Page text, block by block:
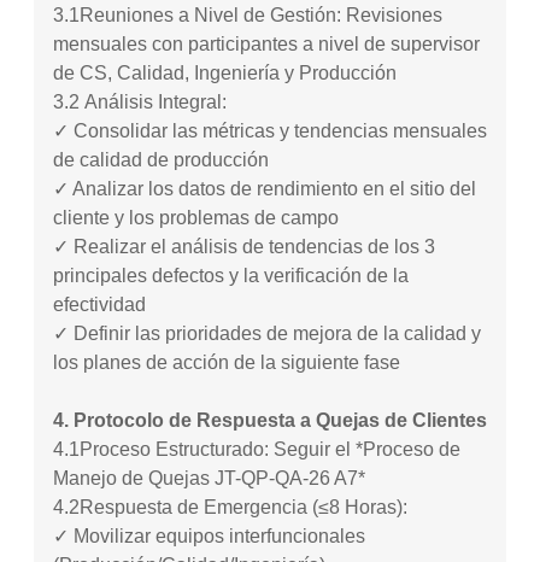
3.1Reuniones a Nivel de Gestión: Revisiones
mensuales con participantes a nivel de supervisor
de CS, Calidad, Ingeniería y Producción
3.2 Análisis Integral:
✓ Consolidar las métricas y tendencias mensuales
de calidad de producción
✓ Analizar los datos de rendimiento en el sitio del
cliente y los problemas de campo
✓ Realizar el análisis de tendencias de los 3
principales defectos y la verificación de la
efectividad
✓ Definir las prioridades de mejora de la calidad y
los planes de acción de la siguiente fase
4. Protocolo de Respuesta a Quejas de Clientes
4.1Proceso Estructurado: Seguir el *Proceso de
Manejo de Quejas JT-QP-QA-26 A7*
4.2Respuesta de Emergencia (≤8 Horas):
✓ Movilizar equipos interfuncionales